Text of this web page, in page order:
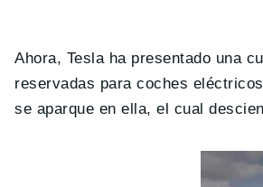
Ahora, Tesla ha presentado una
reservadas para coches
se aparque en ella, el cual